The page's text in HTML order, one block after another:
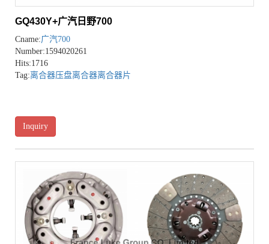
GQ430Y+广汽日野700
Cname:广汽700
Number:1594020261
Hits:1716
Tag:离合器压盘离合器离合器片
Inquiry